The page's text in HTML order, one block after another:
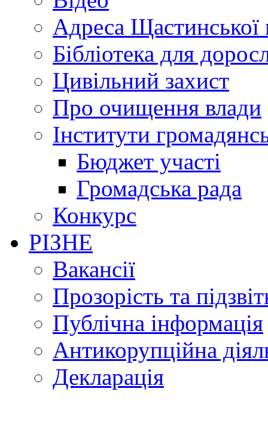
Адреса Щастинської
Бібліотека для
Цивільний захист
Про очищення влади
Інститути
Бюджет участі
Громадська рада
Конкурс
РІЗНЕ
Вакансії
Прозорість та
Публічна інформація
Антикорупційна
Декларація